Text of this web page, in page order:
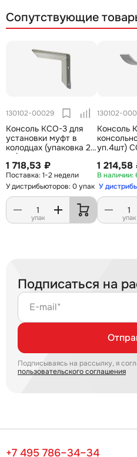
Сопутствующие
130102-00029
Консоль КСО-3 для
установки муфт в
колодцах (упаковка 2
шт) ССД
1 718,53 ₽
1-2 недели
У дистрибьюторов: 0 упак
упак
130102-
Консоль
уп.4шт)
1 214,58
У
упак
Подписаться на
E-mail*
Подписываясь на рассылку, я
пользовательского соглашения
+7 495 786–34–34